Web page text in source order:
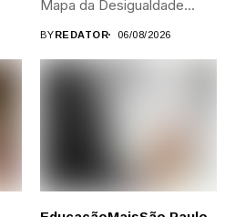
Mapa da Desigualdade...
BYREDATOR 06/08/2026